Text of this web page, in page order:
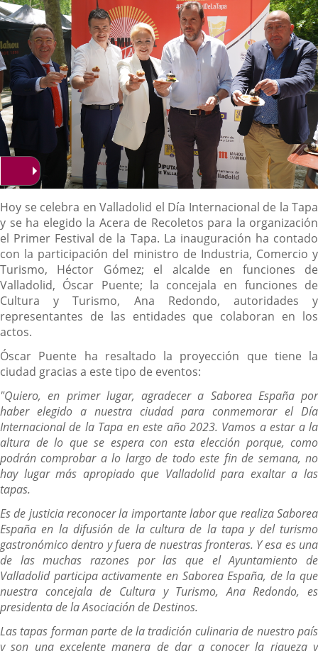
Descripción
Hoy se celebra en Valladolid el Día Internacional de la Tapa
y se ha elegido la Acera de Recoletos para la organización
el Primer Festival de la Tapa. La inauguración ha contado
con la participación del ministro de Industria, Comercio y
Turismo, Héctor Gómez; el alcalde en funciones de
Valladolid, Óscar Puente; la concejala en funciones de
Cultura y Turismo, Ana Redondo, autoridades y
representantes de las entidades que colaboran en los
actos.
Óscar Puente ha resaltado la proyección que tiene la
ciudad gracias a este tipo de eventos:
"Quiero, en primer lugar, agradecer a Saborea España por
haber elegido a nuestra ciudad para conmemorar el Día
Internacional de la Tapa en este año 2023. Vamos a estar a la
altura de lo que se espera con esta elección porque, como
podrán comprobar a lo largo de todo este fin de semana, no
hay lugar más apropiado que Valladolid para exaltar a las
tapas.
Es de justicia reconocer la importante labor que realiza Saborea
España en la difusión de la cultura de la tapa y del turismo
gastronómico dentro y fuera de nuestras fronteras. Y esa es una
de las muchas razones por las que el Ayuntamiento de
Valladolid participa activamente en Saborea España, de la que
nuestra concejala de Cultura y Turismo, Ana Redondo, es
presidenta de la Asociación de Destinos.
Las tapas forman parte de la tradición culinaria de nuestro país
y son una excelente manera de dar a conocer la riqueza y